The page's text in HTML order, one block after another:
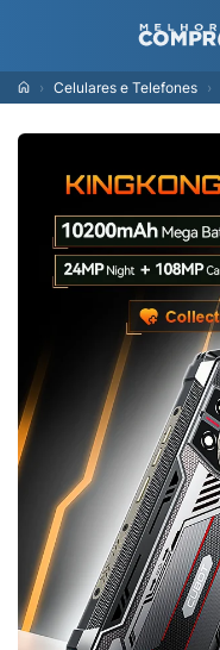
Celulares e Telefones